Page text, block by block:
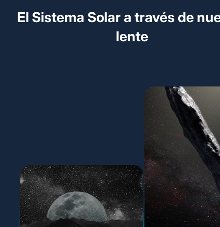
El Sistema Solar a través de
lente